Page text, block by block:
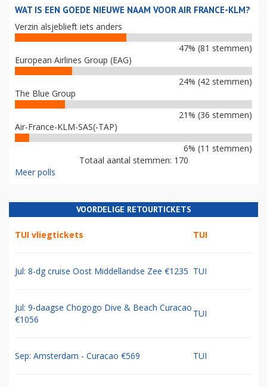
WAT IS EEN GOEDE NIEUWE NAAM VOOR AIR FRANCE-KLM?
Verzin alsjeblieft iets anders
47% (81 stemmen)
European Airlines Group (EAG)
24% (42 stemmen)
The Blue Group
21% (36 stemmen)
Air-France-KLM-SAS(-TAP)
6% (11 stemmen)
Totaal aantal stemmen: 170
Meer polls
VOORDELIGE RETOURTICKETS
TUI vliegtickets TUI
Jul: 8-dg cruise Oost Middellandse Zee €1235 TUI
Jul: 9-daagse Chogogo Dive & Beach Curacao
€1056
TUI
Sep: Amsterdam - Curacao €569 TUI